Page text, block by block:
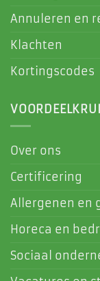
Annuleren en
Klachten
Kortingscodes
Over ons
Certificering
Allergenen en
Horeca en
Sociaal